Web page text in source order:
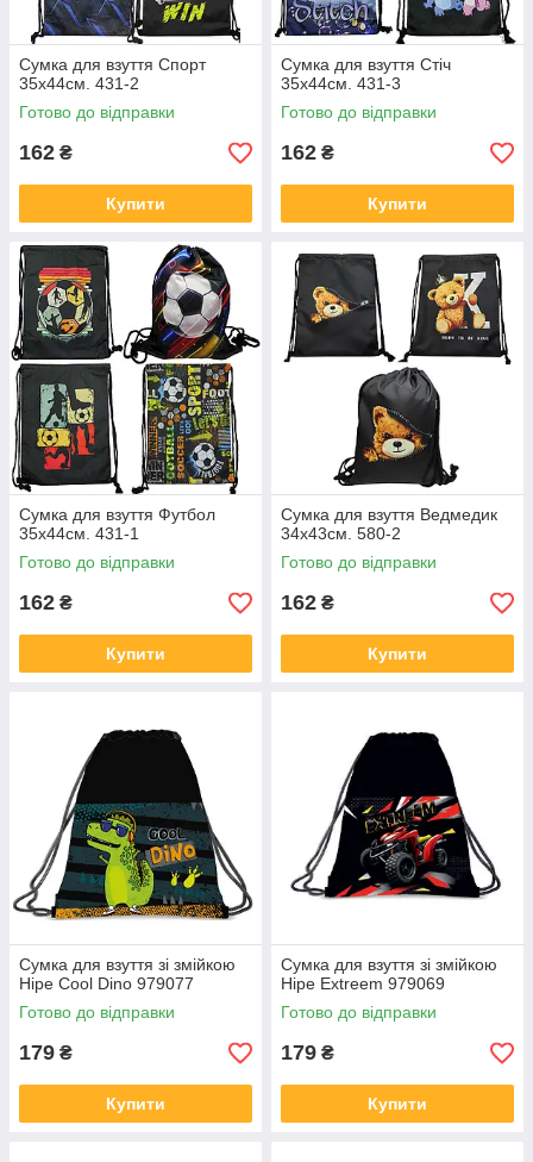
Сумка для взуття Спорт
35х44см. 431-2
Готово до відправки
162 ₴
Купити
Сумка для взуття Стіч
35х44см. 431-3
Готово до відправки
162 ₴
Купити
Сумка для взуття Футбол
35х44см. 431-1
Готово до відправки
162 ₴
Купити
Сумка для взуття Ведмедик
34х43см. 580-2
Готово до відправки
162 ₴
Купити
Сумка для взуття зі змійкою
Hipe Cool Dino 979077
Готово до відправки
179 ₴
Купити
Сумка для взуття зі змійкою
Hipe Extreem 979069
Готово до відправки
179 ₴
Купити